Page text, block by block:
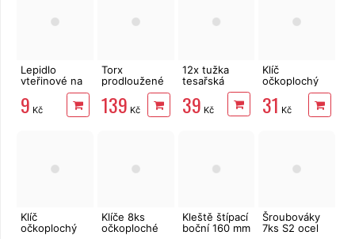
Lepidlo
vteřinové na
kov, plast,
gumu i dřevo
9 Kč
Torx
prodloužené
T10-T50, 9ks
CrV Festa,
vrtané
139 Kč
12x tužka
tesařská
39 Kč
Klíč
očkoplochý
Chrome-
Vanadium
31 Kč
Klíč
očkoplochý
Klíče 8ks
očkoploché
Kleště štípací
boční 160 mm
Šroubováky
7ks S2 ocel